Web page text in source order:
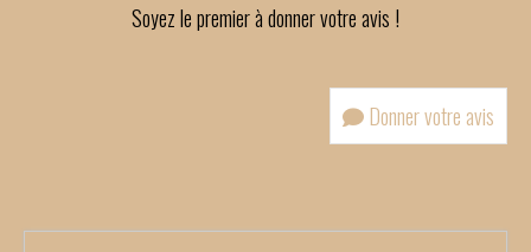
Soyez le premier à donner votre avis !
Donner votre avis